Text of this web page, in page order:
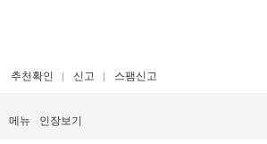
추천확인 신고 스팸신고
메뉴 인장보기